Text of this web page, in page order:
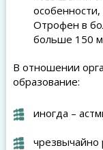
Отрофен в
больше 150
В отношении
образование:
иногда –
чрезвычайно